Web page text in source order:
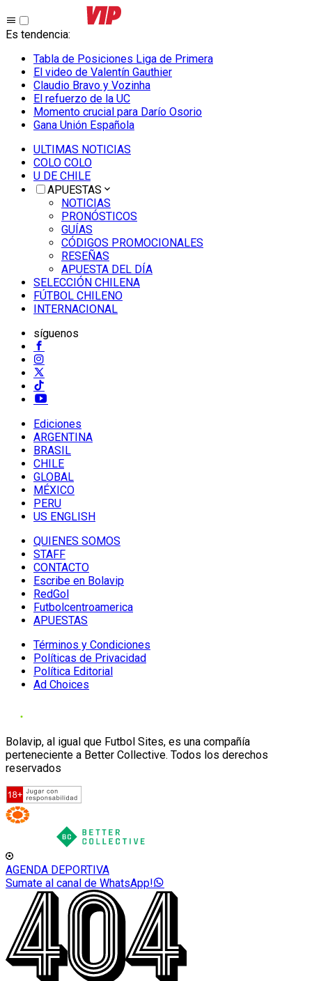
Es tendencia:
Tabla de Posiciones Liga de Primera
El video de Valentín Gauthier
Claudio Bravo y Vozinha
El refuerzo de la UC
Momento crucial para Darío Osorio
Gana Unión Española
ULTIMAS NOTICIAS
COLO COLO
U DE CHILE
APUESTAS
NOTICIAS
PRONÓSTICOS
GUÍAS
CÓDIGOS PROMOCIONALES
RESEÑAS
APUESTA DEL DÍA
SELECCIÓN CHILENA
FÚTBOL CHILENO
INTERNACIONAL
síguenos
Ediciones
ARGENTINA
BRASIL
CHILE
GLOBAL
MÉXICO
PERU
US ENGLISH
QUIENES SOMOS
STAFF
CONTACTO
Escribe en Bolavip
RedGol
Futbolcentroamerica
APUESTAS
Términos y Condiciones
Políticas de Privacidad
Política Editorial
Ad Choices
Bolavip, al igual que Futbol Sites, es una compañía
perteneciente a Better Collective. Todos los derechos
reservados
AGENDA DEPORTIVA
Sumate al canal de WhatsApp!